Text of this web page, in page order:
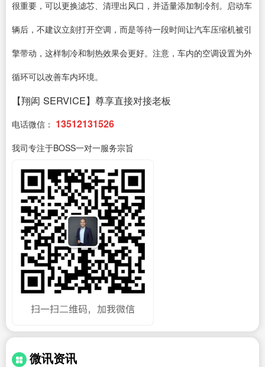
很重要，可以更换滤芯、清理出风口，并适量添加制冷剂。启动车
辆后，不建议立刻打开空调，而是等待一段时间让汽车压缩机被引
擎带动，这样制冷和制热效果会更好。注意，车内的空调设置为外
循环可以改善车内环境。
【翔闳 SERVICE】尊享直接对接老板
电话微信： 13512131526
我司专注于BOSS一对一服务宗旨
微讯资讯